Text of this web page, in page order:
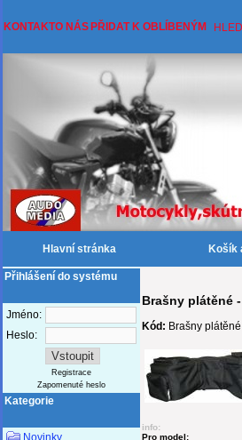
KONTAKTO NÁS PŘIDAT K OBLÍBENÝM
Hlavní stránka Košík
Přihlášení do systému
Jméno:
Heslo:
Registrace
Zapomenuté heslo
Kategorie
Novinky
Brašny plátěné
Kód: Brašny
info:
Pro model: